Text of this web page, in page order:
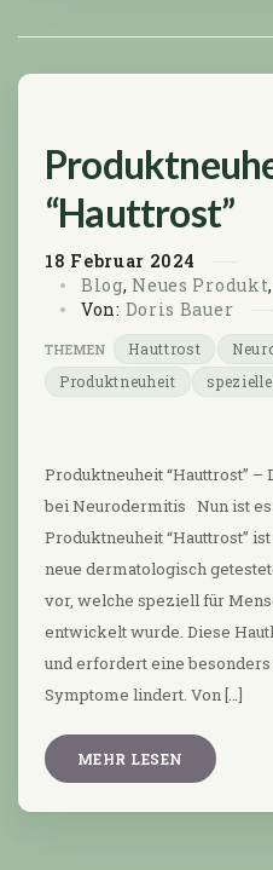
“Hauttrost”
18 Februar 2024
Blog, Neues Produkt,
Von: Doris Bauer
Hauttrost
Produktneuheit
Produktneuheit “Hauttrost”
bei Neurodermitis Nun ist
Produktneuheit “Hauttrost”
neue dermatologisch
vor, welche speziell für
entwickelt wurde. Diese
und erfordert eine
Symptome lindert. Von […]
MEHR LESEN